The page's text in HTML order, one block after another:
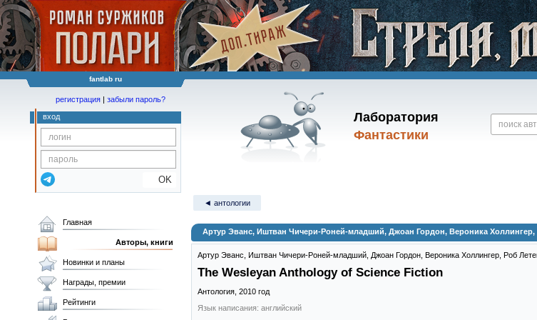
fantlab ru
Лаборатория
Фантастики
регистрация | забыли пароль?
вход
OK
◄ антологии
Артур Эванс, Иштван Чичери-Роней-младший, Джоан Гордон, Вероника
Артур Эванс Иштван Чичери-Роней-младший Джоан Гордон Вероника Холлингер Роб
The Wesleyan Anthology of Science Fiction
Антология, 2010 год
Язык написания: английский
Главная
Авторы, книги
Новинки и планы
Награды, премии
Рейтинги